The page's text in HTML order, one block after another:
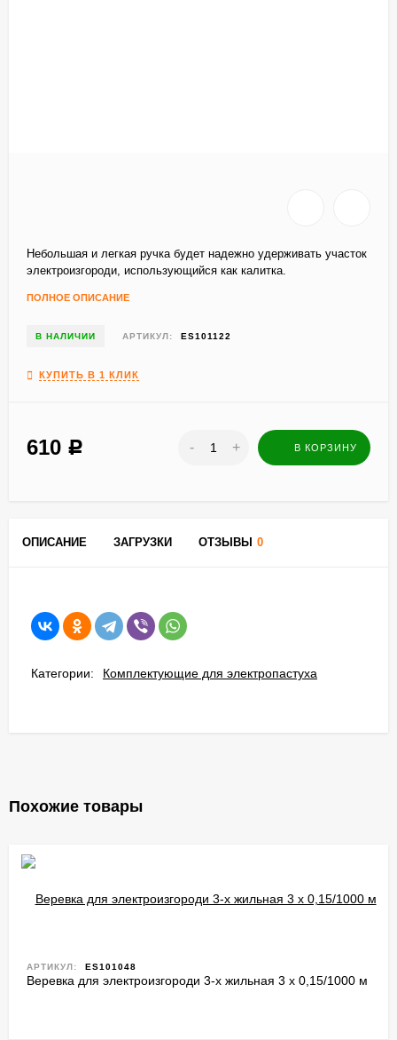
Небольшая и легкая ручка будет надежно удерживать участок
электроизгороди, использующийся как калитка.
ПОЛНОЕ ОПИСАНИЕ
В НАЛИЧИИ АРТИКУЛ: ES101122
КУПИТЬ В 1 КЛИК
610 Р - + В КОРЗИНУ
ОПИСАНИЕ ЗАГРУЗКИ ОТЗЫВЫ 0
Категории: Комплектующие для электропастуха
Похожие товары
АРТИКУЛ: ES101048
Веревка для электроизгороди 3-х жильная 3 х 0,15/1000 м